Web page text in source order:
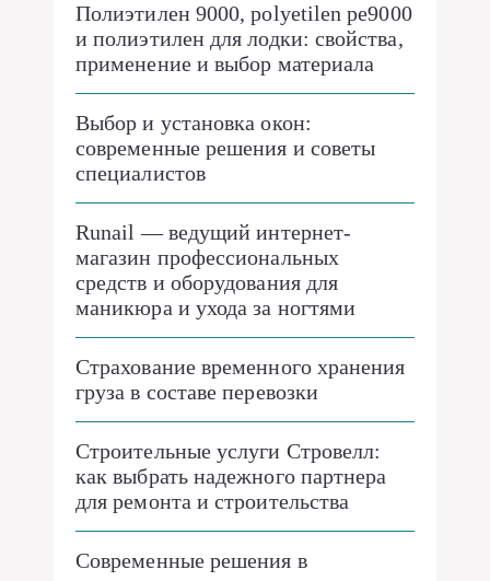
Полиэтилен 9000, polyetilen pe9000
и полиэтилен для лодки: свойства,
применение и выбор материала
Выбор и установка окон:
современные решения и советы
специалистов
Runail — ведущий интернет-
магазин профессиональных
средств и оборудования для
маникюра и ухода за ногтями
Страхование временного хранения
груза в составе перевозки
Строительные услуги Стровелл:
как выбрать надежного партнера
для ремонта и строительства
Современные решения в